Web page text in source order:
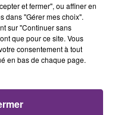
LOPEZ & DAVID GUETTA
Save Me Tonight
et fermer", ou affiner en
dans "Gérer mes choix".
sur "Continuer sans
que pour ce site. Vous
consentement à tout
en bas de chaque page.